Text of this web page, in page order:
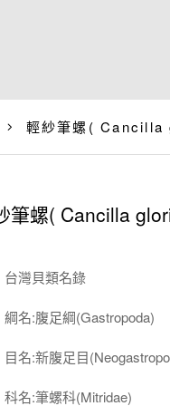
輕紗筆螺( Cancilla
筆螺( Cancilla
台灣貝類名錄
綱名:腹足綱(Gastropoda)
目名:新腹足目
科名:筆螺科(Mitridae)